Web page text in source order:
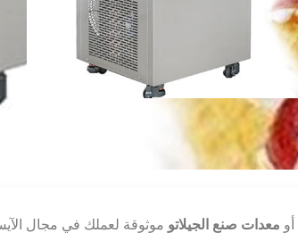
أو معدات صنع الجيلاتو